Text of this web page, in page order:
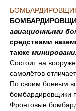
авиационными
средствами
также
Состоит на
самолётов
По своим боевым
бомбардировщики
Фронтовые